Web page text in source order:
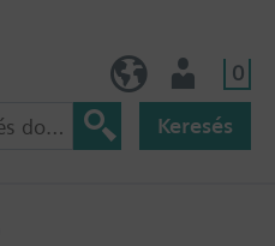
0
Keresés